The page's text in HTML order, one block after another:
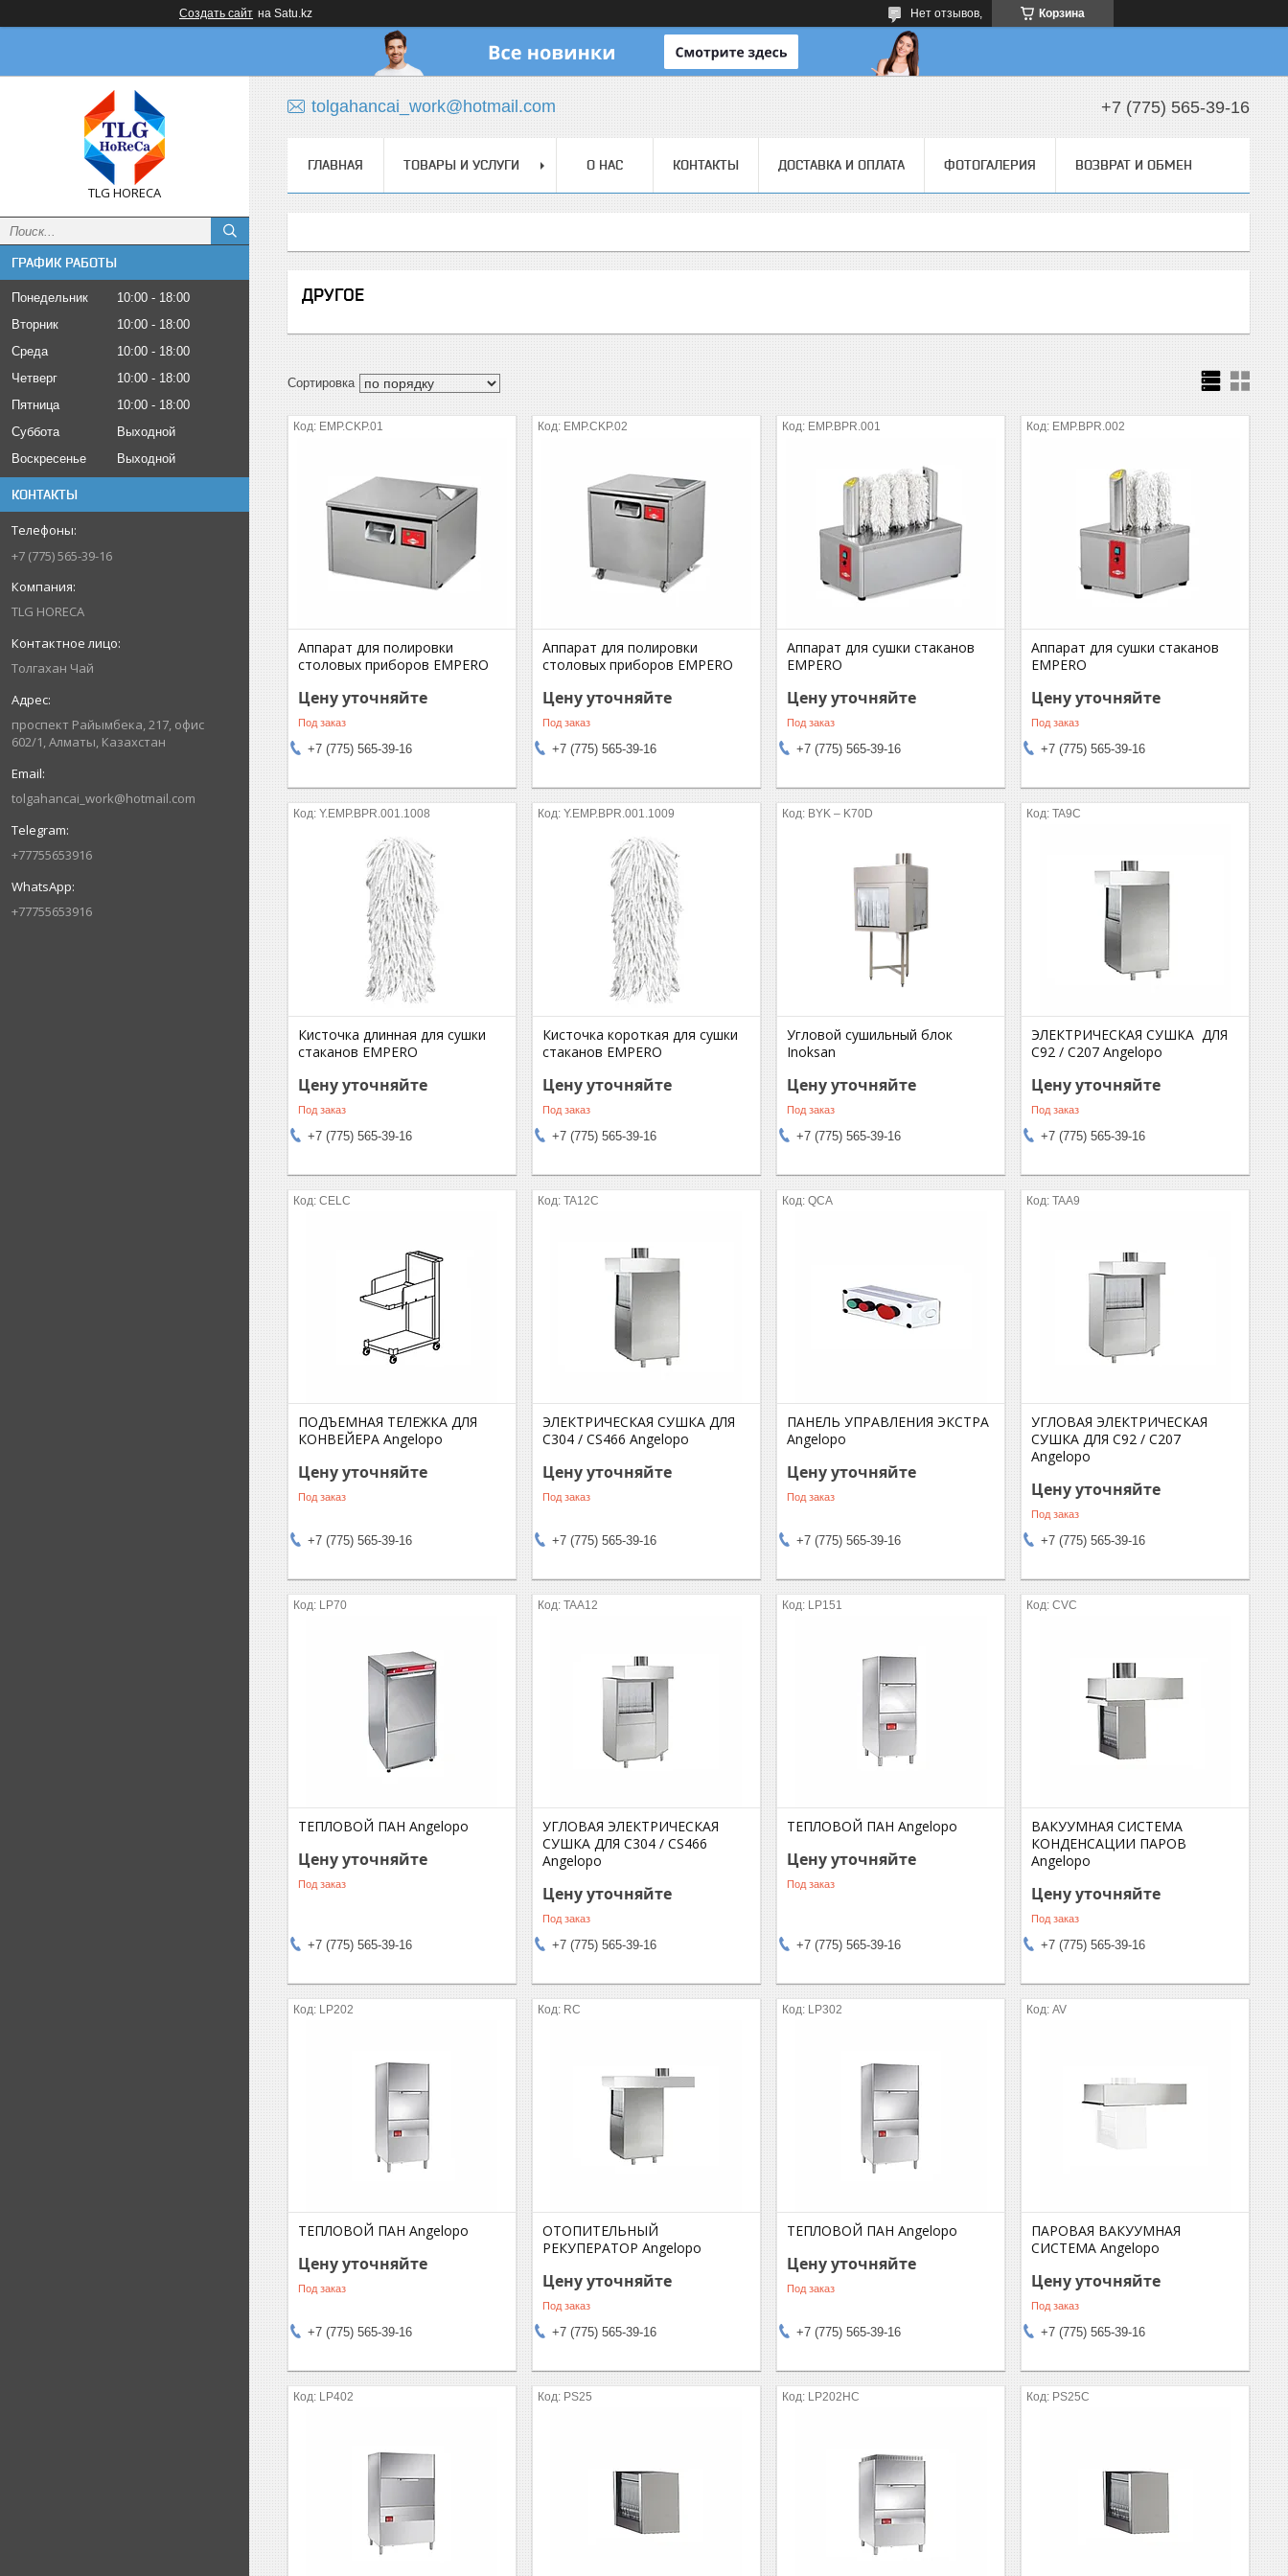
Создать сайт на Satu.kz Корзина
Нет отзывов,
TLG HORECA
ГРАФИК РАБОТЫ
Понедельник 10:00
18:00
Вторник
10:00
18:00
Среда
10:00
18:00
Четверг
10:00
18:00
Пятница
10:00
18:00
Суббота
Выходной
Воскресенье
Выходной
КОНТАКТЫ
+7 (775) 565-39-16
TLG HORECA
Толгахан Чай
проспект Райымбека, 217, офис
602/1, Алматы, Казахстан
tolgahancai_work@hotmail.com
+77755653916
+77755653916
tolgahancai_work@hotmail.com +7 (775) 565-39-16
ГЛАВНАЯ ТОВАРЫ И УСЛУГИ О НАС КОНТАКТЫ ДОСТАВКА И ОПЛАТА ФОТОГАЛЕРИЯ ВОЗВРАТ И ОБМЕН
ДРУГОЕ
EMP.CKP.01
Аппарат для полировки
столовых приборов EMPERO
Цену уточняйте
Под заказ
+7 (775) 565-39-16
EMP.CKP.02
Аппарат для полировки
столовых приборов EMPERO
Цену уточняйте
Под заказ
+7 (775) 565-39-16
EMP.BPR.001
Аппарат для cушки стаканов
EMPERO
Цену уточняйте
Под заказ
+7 (775) 565-39-16
EMP.BPR.002
Аппарат для cушки стаканов
EMPERO
Цену уточняйте
Под заказ
+7 (775) 565-39-16
Y.EMP.BPR.001.1008
Кисточка длинная для сушки
стаканов EMPERO
Цену уточняйте
Под заказ
+7 (775) 565-39-16
Y.EMP.BPR.001.1009
Кисточка короткая для сушки
стаканов EMPERO
Цену уточняйте
Под заказ
+7 (775) 565-39-16
BYK – K70D
Угловой сушильный блок
Inoksan
Цену уточняйте
Под заказ
+7 (775) 565-39-16
TA9C
ЭЛЕКТРИЧЕСКАЯ СУШКА ДЛЯ
C92 / C207 Angelopo
Цену уточняйте
Под заказ
+7 (775) 565-39-16
CELC
ПОДЪЕМНАЯ ТЕЛЕЖКА ДЛЯ
КОНВЕЙЕРА Angelopo
Цену уточняйте
Под заказ
+7 (775) 565-39-16
TA12C
ЭЛЕКТРИЧЕСКАЯ СУШКА ДЛЯ
C304 / CS466 Angelopo
Цену уточняйте
Под заказ
+7 (775) 565-39-16
QCA
ПАНЕЛЬ УПРАВЛЕНИЯ ЭКСТРА
Angelopo
Цену уточняйте
Под заказ
+7 (775) 565-39-16
TAA9
УГЛОВАЯ ЭЛЕКТРИЧЕСКАЯ
СУШКА ДЛЯ C92 / C207
Angelopo
Цену уточняйте
Под заказ
+7 (775) 565-39-16
LP70
ТЕПЛОВОЙ ПАН Angelopo
Цену уточняйте
Под заказ
+7 (775) 565-39-16
TAA12
УГЛОВАЯ ЭЛЕКТРИЧЕСКАЯ
СУШКА ДЛЯ C304 / CS466
Angelopo
Цену уточняйте
Под заказ
+7 (775) 565-39-16
LP151
ТЕПЛОВОЙ ПАН Angelopo
Цену уточняйте
Под заказ
+7 (775) 565-39-16
CVC
ВАКУУМНАЯ СИСТЕМА
КОНДЕНСАЦИИ ПАРОВ
Angelopo
Цену уточняйте
Под заказ
+7 (775) 565-39-16
LP202
ТЕПЛОВОЙ ПАН Angelopo
Цену уточняйте
Под заказ
+7 (775) 565-39-16
RC
ОТОПИТЕЛЬНЫЙ
РЕКУПЕРАТОР Angelopo
Цену уточняйте
Под заказ
+7 (775) 565-39-16
LP302
ТЕПЛОВОЙ ПАН Angelopo
Цену уточняйте
Под заказ
+7 (775) 565-39-16
AV
ПАРОВАЯ ВАКУУМНАЯ
СИСТЕМА Angelopo
Цену уточняйте
Под заказ
+7 (775) 565-39-16
LP402 PS25 LP202HC PS25C